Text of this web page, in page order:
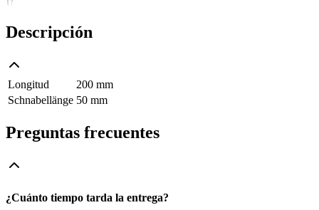
Descripción
Longitud
200 mm
Schnabellänge 50 mm
Preguntas frecuentes
¿Cuánto tiempo tarda la entrega?